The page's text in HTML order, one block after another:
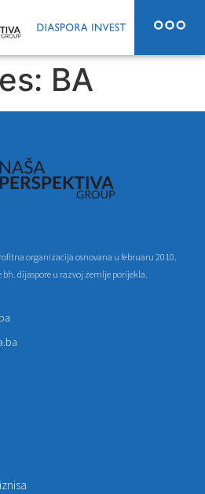
BA
organizacija osnovana u februaru 2010.
dijaspore u razvoj zemlje porijekla.